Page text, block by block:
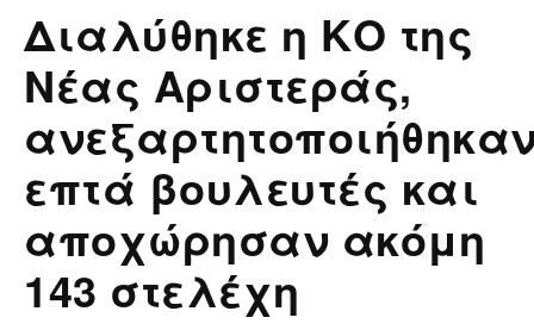
Διαλύθηκε η ΚΟ της
Νέας Αριστεράς,
επτά βουλευτές και
αποχώρησαν ακόμη
143 στελέχη